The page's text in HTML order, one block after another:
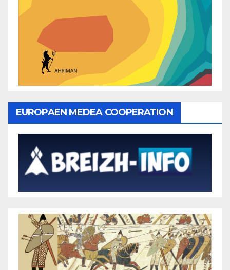
EUROPAEN MEDEA COOPERATION